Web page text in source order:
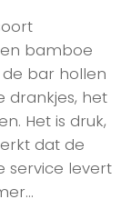
bamboe
de bar hollen
drankjes, het
Het is druk,
dat de
service levert